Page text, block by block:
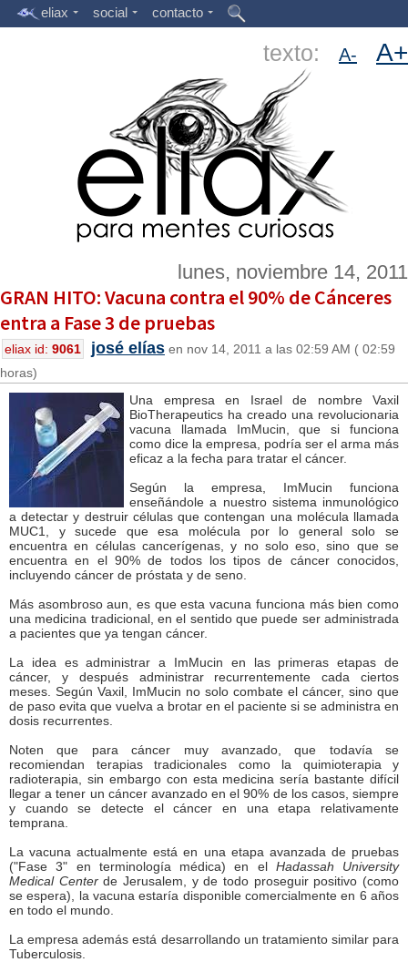
eliax social contacto
texto: A- A+
lunes, noviembre 14, 2011
GRAN HITO: Vacuna contra el 90% de Cánceres
entra a Fase 3 de pruebas
eliax id: 9061 josé elías en nov 14, 2011 a las 02:59 AM ( 02:59
horas)
Una empresa en Israel de nombre Vaxil
BioTherapeutics ha creado una revolucionaria
vacuna llamada ImMucin, que si funciona
como dice la empresa, podría ser el arma más
eficaz a la fecha para tratar el cáncer.
Según la empresa, ImMucin funciona
enseñándole a nuestro sistema inmunológico
a detectar y destruir células que contengan una molécula llamada
MUC1, y sucede que esa molécula por lo general solo se
encuentra en células cancerígenas, y no solo eso, sino que se
encuentra en el 90% de todos los tipos de cáncer conocidos,
incluyendo cáncer de próstata y de seno.
Más asombroso aun, es que esta vacuna funciona más bien como
una medicina tradicional, en el sentido que puede ser administrada
a pacientes que ya tengan cáncer.
La idea es administrar a ImMucin en las primeras etapas de
cáncer, y después administrar recurrentemente cada ciertos
meses. Según Vaxil, ImMucin no solo combate el cáncer, sino que
de paso evita que vuelva a brotar en el paciente si se administra en
dosis recurrentes.
Noten que para cáncer muy avanzado, que todavía se
recomiendan terapias tradicionales como la quimioterapia y
radioterapia, sin embargo con esta medicina sería bastante difícil
llegar a tener un cáncer avanzado en el 90% de los casos, siempre
y cuando se detecte el cáncer en una etapa relativamente
temprana.
La vacuna actualmente está en una etapa avanzada de pruebas
("Fase 3" en terminología médica) en el Hadassah University
Medical Centerde Jerusalem, y de todo proseguir positivo (como
se espera), la vacuna estaría disponible comercialmente en 6 años
en todo el mundo.
La empresa además está desarrollando un tratamiento similar para
Tuberculosis.